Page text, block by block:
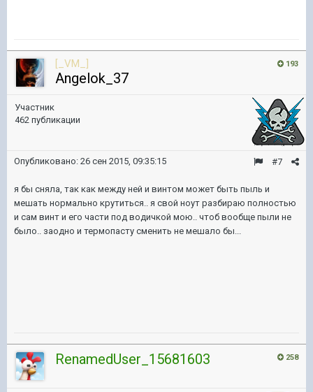
193
[_VM_]
Angelok_37
Участник
462 публикации
#7
Опубликовано: 26 сен 2015, 09:35:15
я бы сняла, так как между ней и винтом может быть пыль и
мешать нормально крутиться.. я свой ноут разбираю полностью
и сам винт и его части под водичкой мою.. чтоб вообще пыли не
было.. заодно и термопасту сменить не мешало бы...
258
RenamedUser_15681603